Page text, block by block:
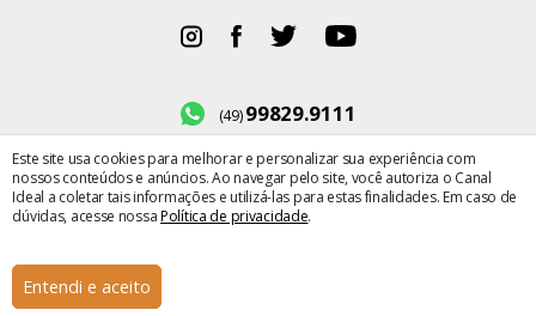
× Fechar
Este site usa cookies para melhorar e personalizar sua experiência com
nossos conteúdos e anúncios. Ao navegar pelo site, você autoriza o Canal
Ideal a coletar tais informações e utilizá-las para estas finalidades. Em caso de
dúvidas, acesse nossaPolítica de privacidade.
Entendi e aceito
(49)99829.9111
BR-282, número 500
Bairro Maria Winckler
© Copyright 2022 Canal Ideal |